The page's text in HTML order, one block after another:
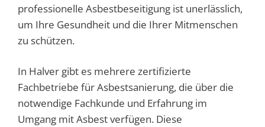
professionelle Asbestbeseitigung ist unerlässlich,
um Ihre Gesundheit und die Ihrer Mitmenschen
zu schützen.
In Halver gibt es mehrere zertifizierte
Fachbetriebe für Asbestsanierung, die über die
notwendige Fachkunde und Erfahrung im
Umgang mit Asbest verfügen. Diese